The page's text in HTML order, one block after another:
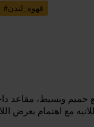
#قهوة_لندن
حميم وبسيط، مقاعد
مع اهتمام بعرض